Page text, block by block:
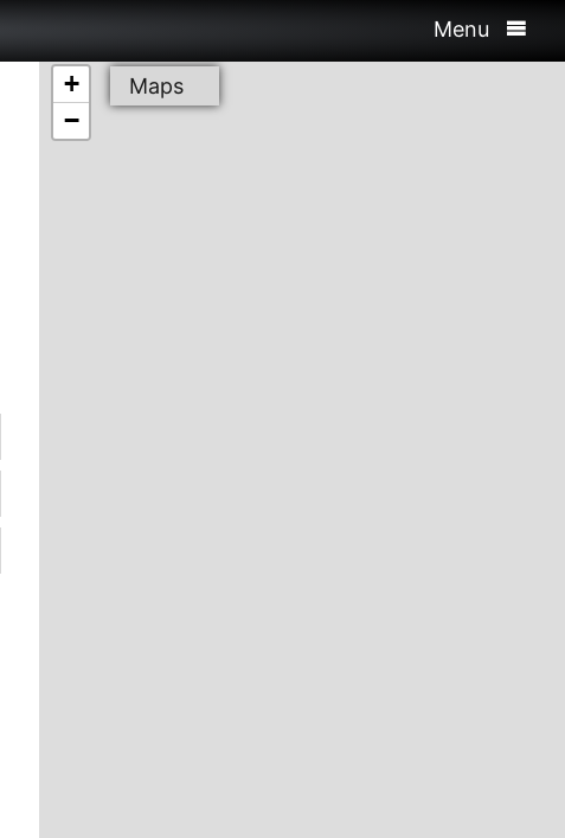
Menu
+
−
Maps